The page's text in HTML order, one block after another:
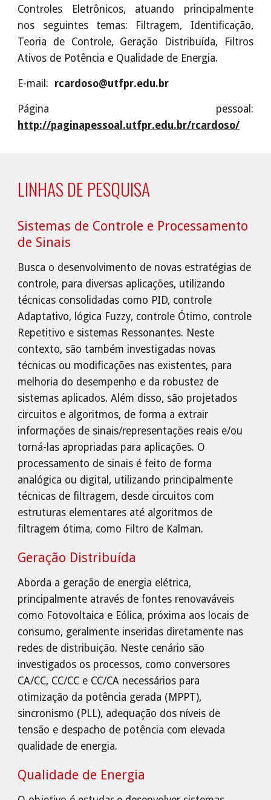
Controles Eletrônicos, atuando principalmente
nos seguintes temas: Filtragem, Identificação,
Teoria de Controle, Geração Distribuída, Filtros
Ativos de Potência e Qualidade de Energia.
E-mail: rcardoso@utfpr.edu.br
Página pessoal:
http://paginapessoal.utfpr.edu.br/rcardoso/
LINHAS DE PESQUISA
Sistemas de Controle e Processamento
de Sinais
Busca o desenvolvimento de novas estratégias de
controle, para diversas aplicações, utilizando
técnicas consolidadas como PID, controle
Adaptativo, lógica Fuzzy, controle Ótimo, controle
Repetitivo e sistemas Ressonantes. Neste
contexto, são também investigadas novas
técnicas ou modificações nas existentes, para
melhoria do desempenho e da robustez de
sistemas aplicados. Além disso, são projetados
circuitos e algoritmos, de forma a extrair
informações de sinais/representações reais e/ou
torná-las apropriadas para aplicações. O
processamento de sinais é feito de forma
analógica ou digital, utilizando principalmente
técnicas de filtragem, desde circuitos com
estruturas elementares até algoritmos de
filtragem ótima, como Filtro de Kalman.
Geração Distribuída
Aborda a geração de energia elétrica,
principalmente através de fontes renovaváveis
como Fotovoltaica e Eólica, próxima aos locais de
consumo, geralmente inseridas diretamente nas
redes de distribuição. Neste cenário são
investigados os processos, como conversores
CA/CC, CC/CC e CC/CA necessários para
otimização da potência gerada (MPPT),
sincronismo (PLL), adequação dos níveis de
tensão e despacho de potência com elevada
qualidade de energia.
Qualidade de Energia